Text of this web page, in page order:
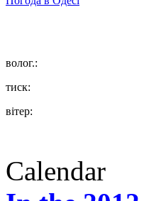
волог.:
тиск:
вітер:
Calendar